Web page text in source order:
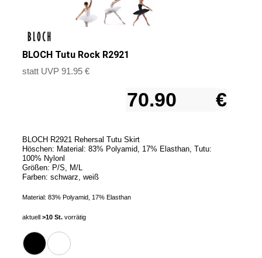
BLOCH Tutu Rock R2921
statt UVP 91.95 €
€
BLOCH R2921 Rehersal Tutu Skirt
Höschen: Material: 83% Polyamid, 17% Elasthan, Tutu:
100% Nylonl
Größen: P/S, M/L
Farben: schwarz, weiß
Material: 83% Polyamid, 17% Elasthan
aktuell >10 St. vorrätig